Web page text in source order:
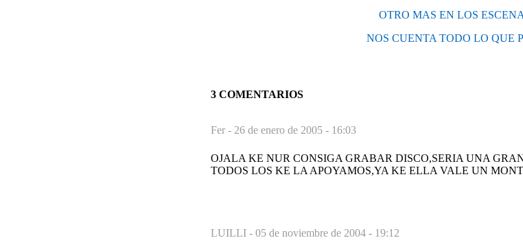
OTRO MAS EN LOS
NOS CUENTA TODO LO QUE
3 COMENTARIOS
Fer - 26 de enero de 2005 - 16:03
OJALA KE NUR CONSIGA GRABAR DISCO,SERIA UNA
TODOS LOS KE LA APOYAMOS,YA KE ELLA VALE UN
LUILLI - 05 de noviembre de 2004 - 19:12